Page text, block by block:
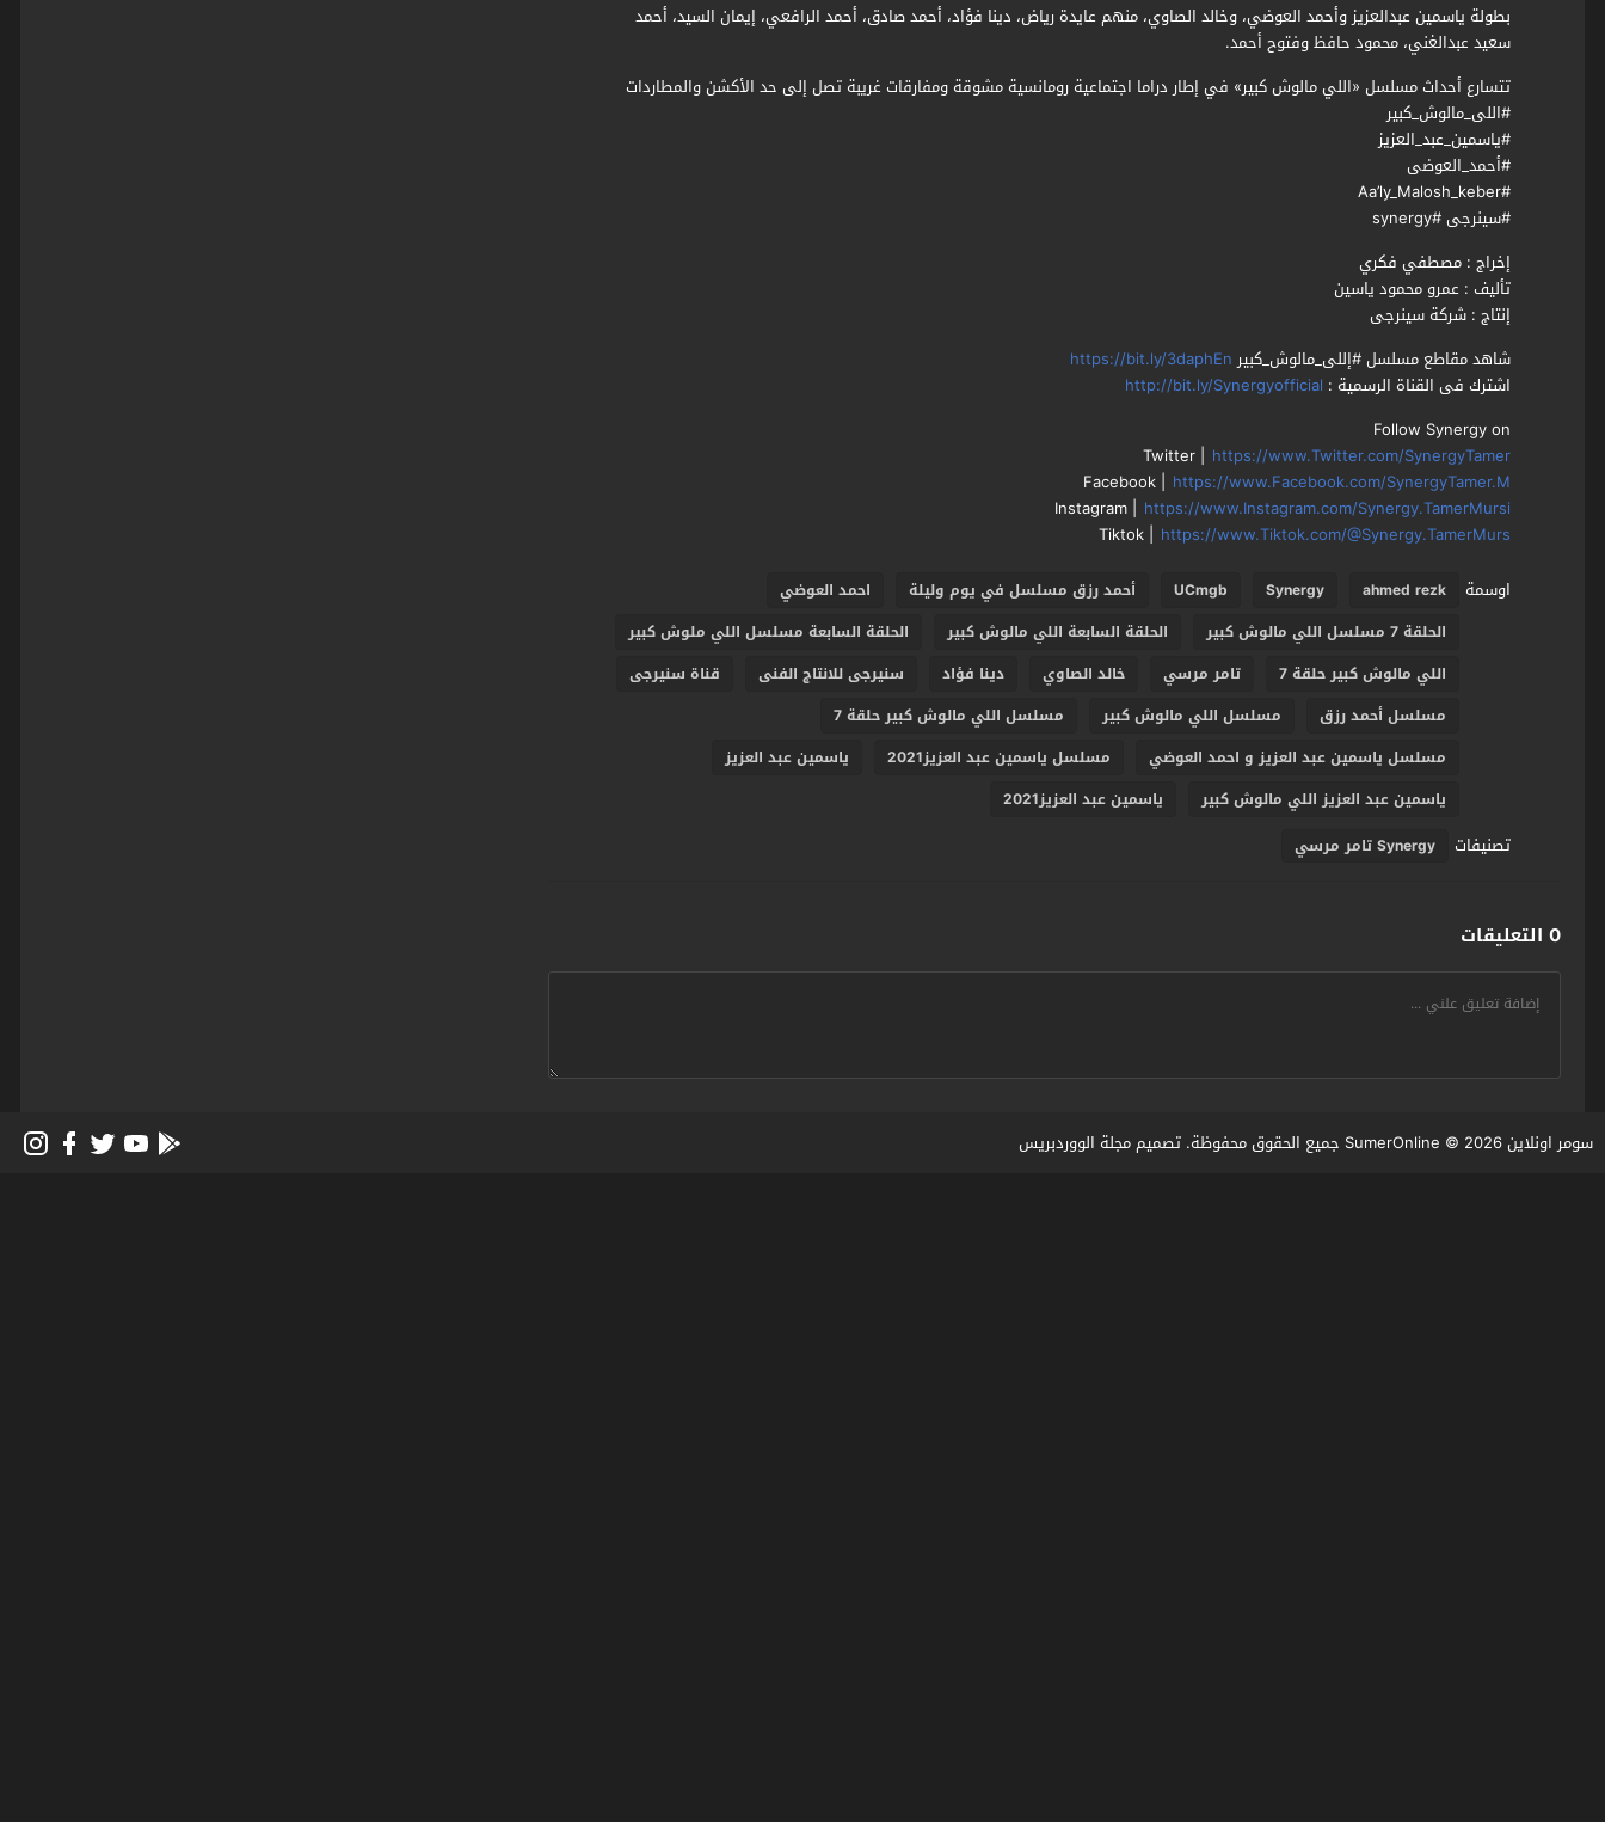
بطولة ياسمين عبدالعزيز وأحمد العوضي، وخالد الصاوي، منهم عايدة رياض، دينا فؤاد، أحمد صادق، أحمد الرافعي، إيمان السيد، أحمد
سعيد عبدالغني، محمود حافظ وفتوح أحمد.
تتسارع أحداث مسلسل «اللي مالوش كبير» في إطار دراما اجتماعية رومانسية مشوقة ومفارقات غريبة تصل إلى حد الأكشن والمطاردات
#اللى_مالوش_كبير
#ياسمين_عبد_العزيز
#أحمد_العوضى
#Aa’ly_Malosh_keber
#سينرجى #synergy
إخراج : مصطفي فكري
تأليف : عمرو محمود ياسين
إنتاج : شركة سينرجى
شاهد مقاطع مسلسل #إللى_مالوش_كبيرhttps://bit.ly/3daphEn
اشترك فى القناة الرسمية : http://bit.ly/Synergyofficial
Follow Synergy on
Twitter | https://www.Twitter.com/SynergyTamer
Facebook | https://www.Facebook.com/SynergyTamer.M
Instagram | https://www.Instagram.com/Synergy.TamerMursi
Tiktok | https://www.Tiktok.com/@Synergy.TamerMurs
اوسمة
ahmed rezk
Synergy
UCmgb أحمد رزق مسلسل في يوم وليلة
احمد العوضي
الحلقة 7 مسلسل اللي مالوش كبير
الحلقة السابعة اللي مالوش كبير
الحلقة السابعة مسلسل اللي ملوش كبير
اللي مالوش كبير حلقة 7
تامر مرسي خالد الصاوي دينا فؤاد سنيرجى للانتاج الفنى
قناة سنيرجى
مسلسل أحمد رزق
مسلسل اللي مالوش كبير
مسلسل اللي مالوش كبير حلقة 7
مسلسل ياسمين عبد العزيز و احمد العوضي
مسلسل ياسمين عبد العزيز2021
ياسمين عبد العزيز
ياسمين عبد العزيز اللي مالوش كبير
ياسمين عبد العزيز2021
تصنيفات Synergy تامر مرسي
0 التعليقات
سومر اونلاين SumerOnline© 2026 جميع الحقوق محفوظة. تصميم مجلة الووردبريس